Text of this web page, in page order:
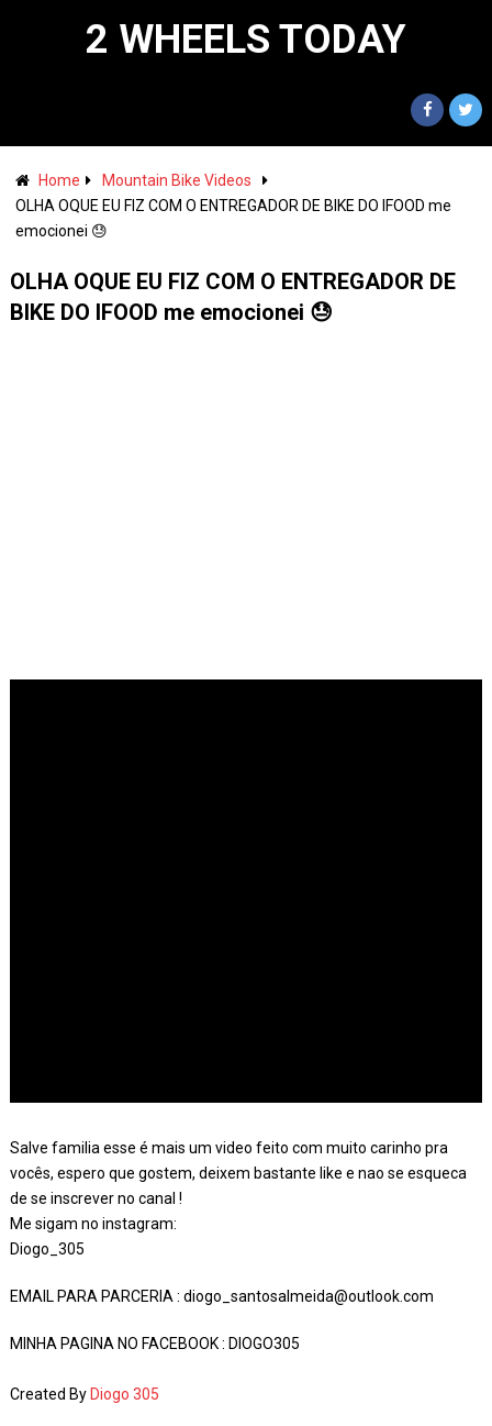
2 WHEELS TODAY
Home
Mountain Bike Videos
OLHA OQUE EU FIZ COM O ENTREGADOR DE BIKE DO IFOOD me
emocionei 😓
OLHA OQUE EU FIZ COM O ENTREGADOR DE
BIKE DO IFOOD me emocionei 😓
Salve familia esse é mais um video feito com muito carinho pra
vocês, espero que gostem, deixem bastante like e nao se esqueca
de se inscrever no canal !
Me sigam no instagram:
Diogo_305
EMAIL PARA PARCERIA : diogo_santosalmeida@outlook.com
MINHA PAGINA NO FACEBOOK : DIOGO305
Created By Diogo 305